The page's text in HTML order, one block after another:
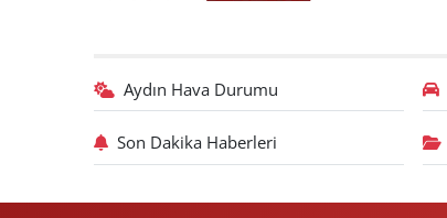
Aydın Hava Durumu
Son Dakika Haberleri